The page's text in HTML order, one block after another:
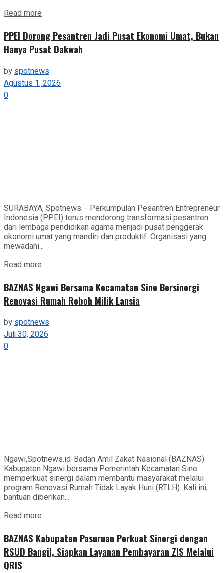
Read more
PPEI Dorong Pesantren Jadi Pusat Ekonomi Umat, Bukan
Hanya Pusat Dakwah
byspotnews
Agustus 1, 2026
0
SURABAYA, Spotnews. - Perkumpulan Pesantren Entrepreneur
Indonesia (PPEI) terus mendorong transformasi pesantren
dari lembaga pendidikan agama menjadi pusat penggerak
ekonomi umat yang mandiri dan produktif. Organisasi yang
mewadahi...
Read more
BAZNAS Ngawi Bersama Kecamatan Sine Bersinergi
Renovasi Rumah Roboh Milik Lansia
byspotnews
Juli 30, 2026
0
Ngawi,Spotnews.id-Badan Amil Zakat Nasional (BAZNAS)
Kabupaten Ngawi bersama Pemerintah Kecamatan Sine
memperkuat sinergi dalam membantu masyarakat melalui
program Renovasi Rumah Tidak Layak Huni (RTLH). Kali ini,
bantuan diberikan...
Read more
BAZNAS Kabupaten Pasuruan Perkuat Sinergi dengan
RSUD Bangil, Siapkan Layanan Pembayaran ZIS Melalui
QRIS